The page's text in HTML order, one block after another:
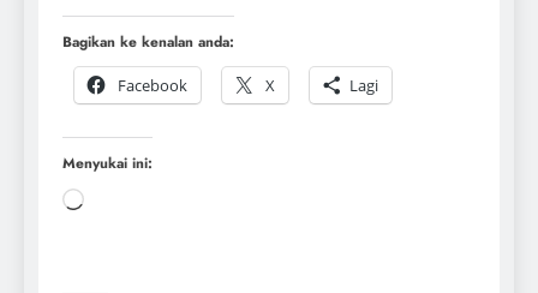
Bagikan ke kenalan anda:
Facebook
X Lagi
Menyukai ini: